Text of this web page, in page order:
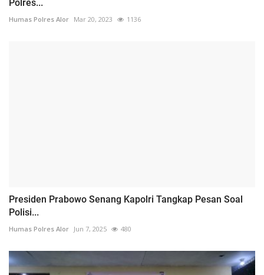
Polres...
Humas Polres Alor Mar 20, 2023 1136
Presiden Prabowo Senang Kapolri Tangkap Pesan Soal
Polisi...
Humas Polres Alor Jun 7, 2025 480